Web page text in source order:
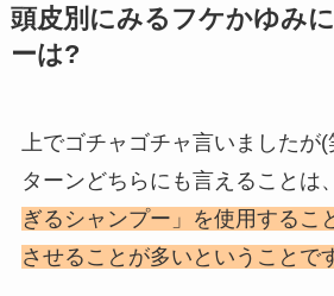
頭皮別にみるフケかゆみ
ーは?
上でゴチャゴチャ言いましたが
ターンどちらにも言えることは、
ぎるシャンプー」を使用するこ
させることが多いということで